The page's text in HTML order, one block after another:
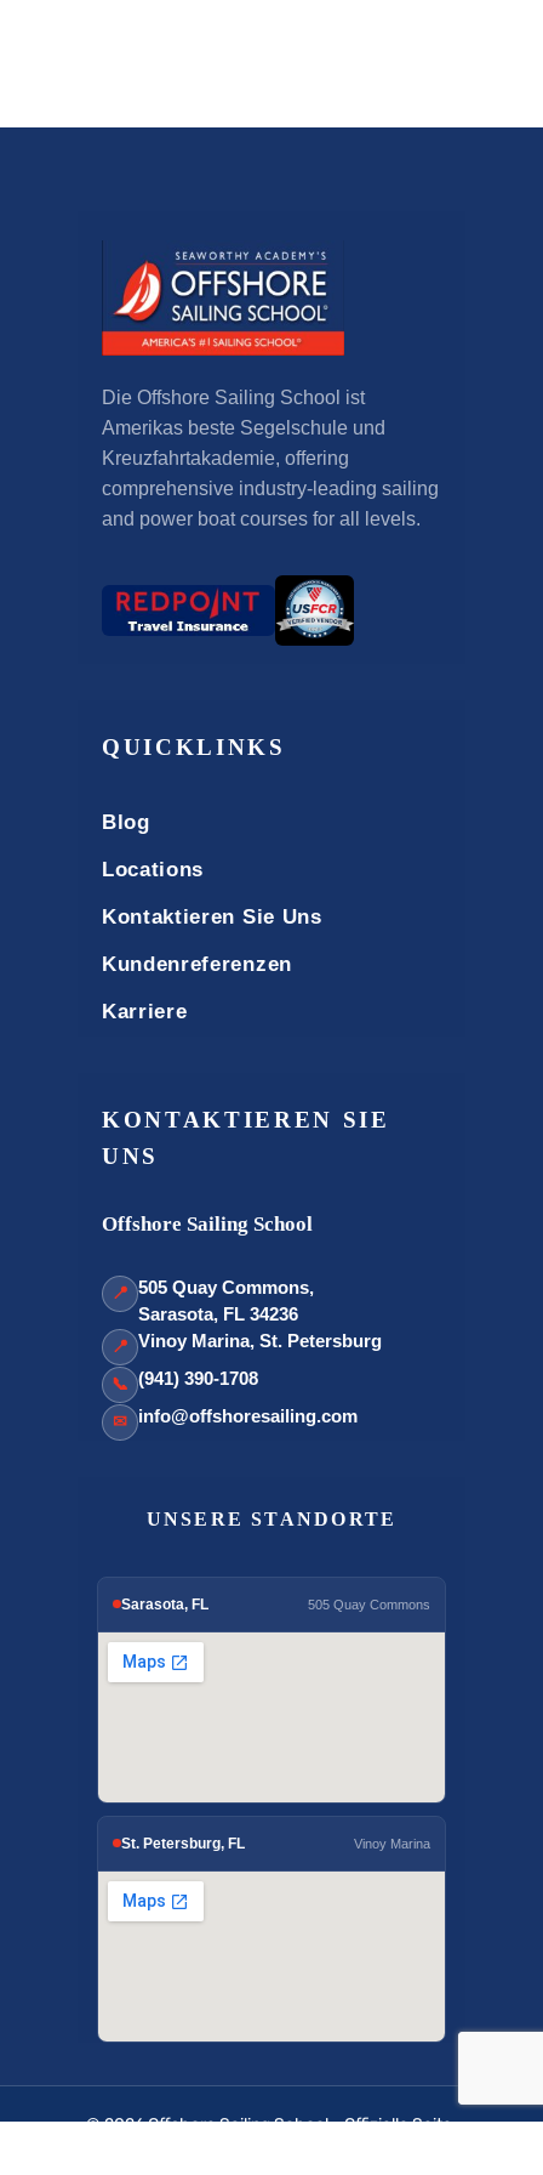
Die Offshore Sailing School ist
Amerikas beste Segelschule und
Kreuzfahrtakademie, offering
comprehensive industry-leading sailing
and power boat courses for all levels.
QUICKLINKS
Blog
Locations
Kontaktieren Sie Uns
Kundenreferenzen
Karriere
KONTAKTIEREN SIE
UNS
Offshore Sailing School
📍 505 Quay Commons,
Sarasota, FL 34236
📍 Vinoy Marina, St. Petersburg
📞 (941) 390-1708
✉ info@offshoresailing.com
UNSERE STANDORTE
Sarasota, FL 505 Quay Commons
St. Petersburg, FL Vinoy Marina
© 2026 Offshore Sailing School - Offizielle Seite.